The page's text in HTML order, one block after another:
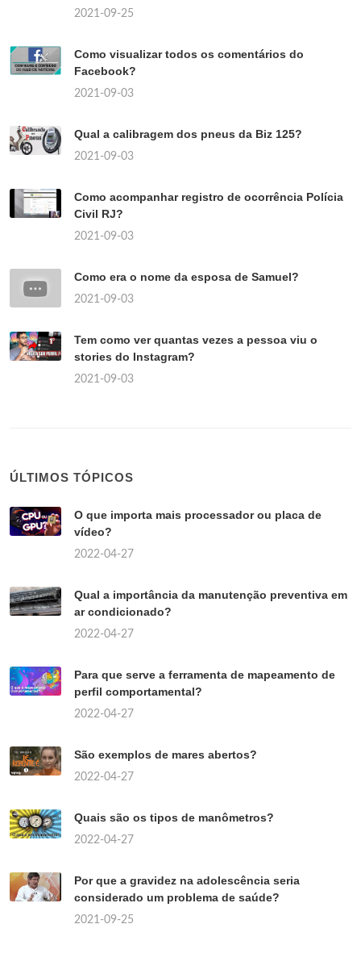
2021-09-25
Como visualizar todos os comentários do
Facebook?
2021-09-03
Qual a calibragem dos pneus da Biz 125?
2021-09-03
Como acompanhar registro de ocorrência Polícia
Civil RJ?
2021-09-03
Como era o nome da esposa de Samuel?
2021-09-03
Tem como ver quantas vezes a pessoa viu o
stories do Instagram?
2021-09-03
ÚLTIMOS TÓPICOS
O que importa mais processador ou placa de
vídeo?
2022-04-27
Qual a importância da manutenção preventiva em
ar condicionado?
2022-04-27
Para que serve a ferramenta de mapeamento de
perfil comportamental?
2022-04-27
São exemplos de mares abertos?
2022-04-27
Quais são os tipos de manômetros?
2022-04-27
Por que a gravidez na adolescência seria
considerado um problema de saúde?
2021-09-25